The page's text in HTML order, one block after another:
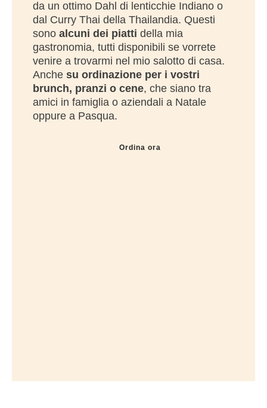
da un ottimo Dahl di lenticchie Indiano o
dal Curry Thai della Thailandia. Questi
sono alcuni dei piatti della mia
gastronomia, tutti disponibili se vorrete
venire a trovarmi nel mio salotto di casa.
Anche su ordinazione per i vostri
brunch, pranzi o cene, che siano tra
amici in famiglia o aziendali a Natale
oppure a Pasqua.
Ordina ora